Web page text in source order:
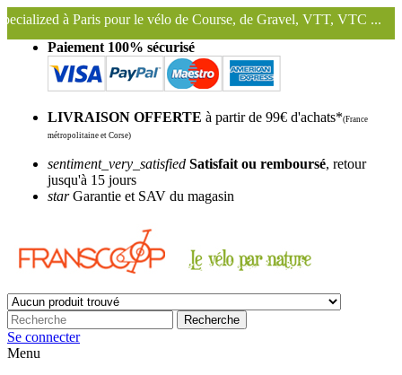
le vélo de Course, de Gravel, VTT, VTC ...
Nous conservons
Paiement 100% sécurisé
LIVRAISON OFFERTE à partir de 99€ d'achats*(France
métropolitaine et Corse)
sentiment_very_satisfied Satisfait ou remboursé, retour
jusqu'à 15 jours
starGarantie et SAV du magasin
Recherche
Se connecter
Menu